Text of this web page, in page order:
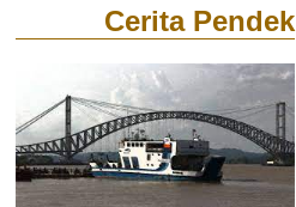
Cerita Pendek